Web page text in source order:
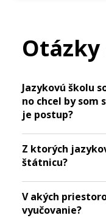
Jazykovú školu
no chcel by som
je postup?
Z ktorých
štátnicu?
V akých
vyučovanie?